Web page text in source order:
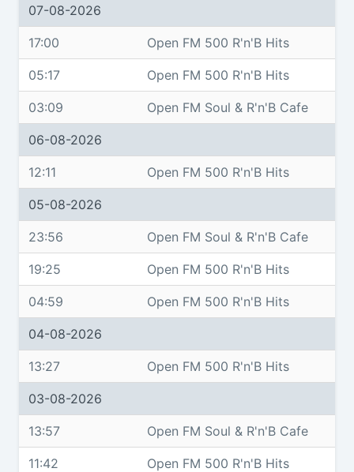
07-08-2026
17:00 Open FM 500 R'n'B Hits
05:17 Open FM 500 R'n'B Hits
03:09 Open FM Soul & R'n'B Cafe
06-08-2026
12:11 Open FM 500 R'n'B Hits
05-08-2026
23:56 Open FM Soul & R'n'B Cafe
19:25 Open FM 500 R'n'B Hits
04:59 Open FM 500 R'n'B Hits
04-08-2026
13:27 Open FM 500 R'n'B Hits
03-08-2026
13:57 Open FM Soul & R'n'B Cafe
11:42 Open FM 500 R'n'B Hits